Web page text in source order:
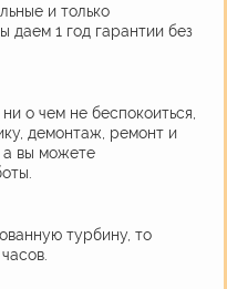
и только
даем 1 год гарантии без
о чем не беспокоиться,
демонтаж, ремонт и
а вы можете
турбину, то